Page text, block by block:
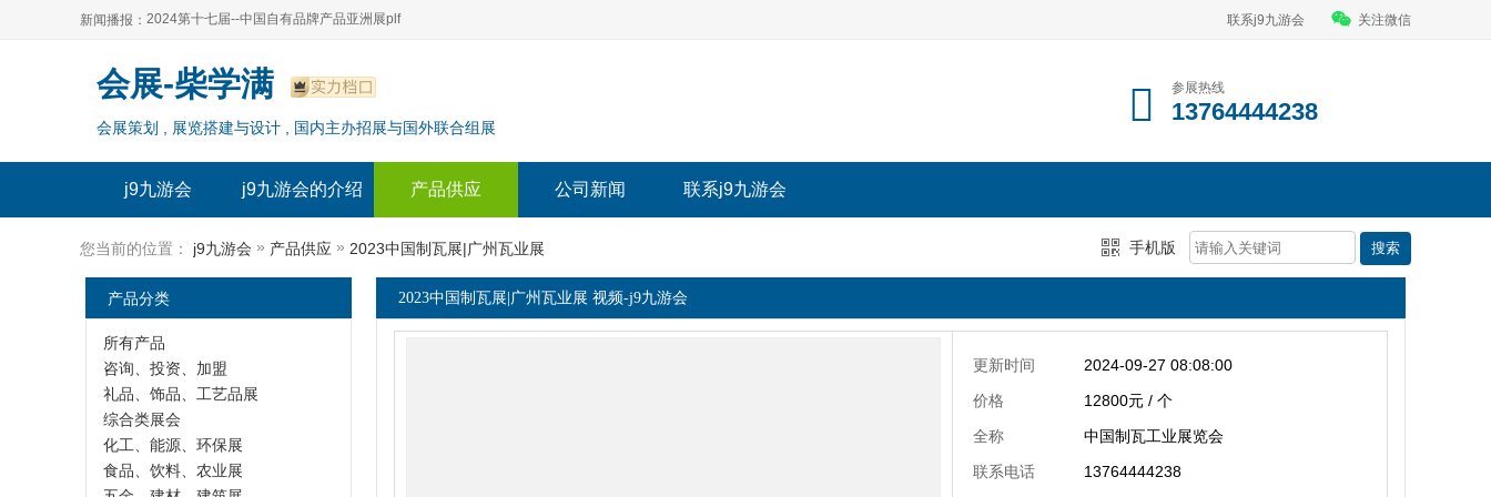
新闻播报：
2024上海自有品牌展--百货展|食品展 零售展|oem展
2024全球自有--品牌产品亚洲展（plf）
2024上海自有品牌展--2024上海oem 贴牌代加工展
2024第十七届--中国自有品牌产品亚洲展plf
2024全球自有--品牌产品亚洲展（plf）
2024年上海--第17届自有品牌展
联系j9九游会 关注微信
会展-柴学满
会展策划 , 展览搭建与设计 , 国内主办招展与国外联合组展
参展热线
13764444238
j9九游会 j9九游会的介绍 产品供应 公司新闻 联系j9九游会
您当前的位置： j9九游会 » 产品供应 » 2023中国制瓦展|广州瓦业展 手机版
2023中国制瓦展|广州瓦业展 视频-j9九游会
更新时间
2024-09-27 08:08:00
价格
12800元 / 个
全称
中国制瓦工业展览会
联系电话
13764444238
产品分类
所有产品
咨询、投资、加盟
礼品、饰品、工艺品展
综合类展会
化工、能源、环保展
食品、饮料、农业展